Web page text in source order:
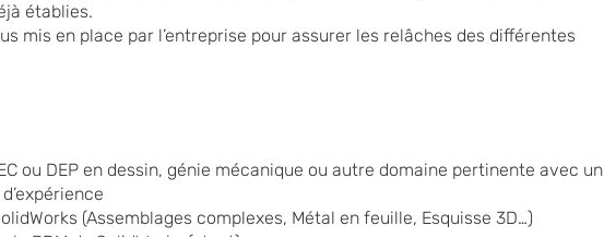
établies.
mis en place par l’entreprise pour assurer les relâches des différentes
ou DEP en dessin, génie mécanique ou autre domaine pertinente avec un
(Assemblages complexes, Métal en feuille, Esquisse 3D…)